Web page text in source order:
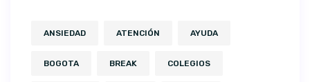
ANSIEDAD ATENCIÓN AYUDA
BOGOTA BREAK COLEGIOS